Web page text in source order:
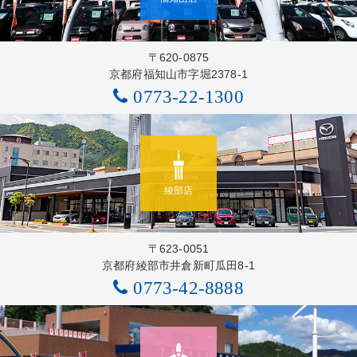
〒620-0875
京都府福知山市字堀2378-1
0773-22-1300
綾部店
〒623-0051
京都府綾部市井倉新町瓜田8-1
0773-42-8888